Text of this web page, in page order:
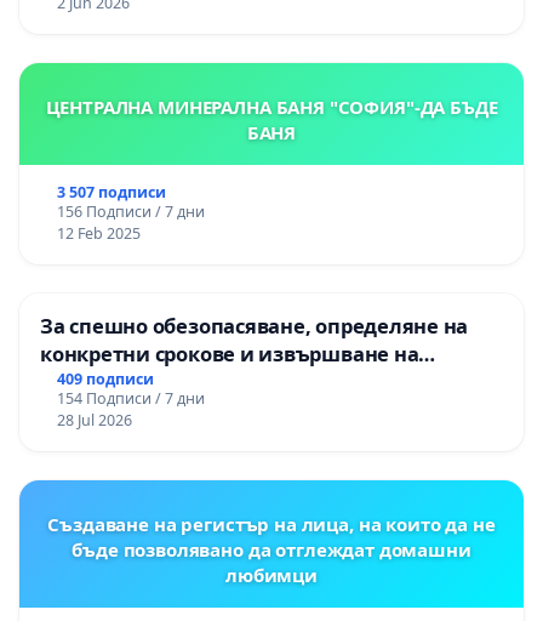
ЦЕНТРАЛНА МИНЕРАЛНА БАНЯ "СОФИЯ"-ДА БЪДЕ
БАНЯ
3 507 подписи
156 Подписи / 7 дни
12 Feb 2025
За спешно обезопасяване, определяне на
конкретни срокове и извършване на
цялостна рехабилитация на
републиканския път между пътен възел АМ
„Тракия“ - гр. Ихтиман - с. Мирово - к.к.
409 подписи
154 Подписи / 7 дни
28 Jul 2026
Създаване на регистър на лица, на които да не
бъде позволявано да отглеждат домашни
любимци